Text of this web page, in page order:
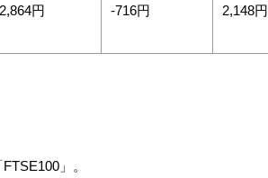
2,864円 -716円 2,148円
」。